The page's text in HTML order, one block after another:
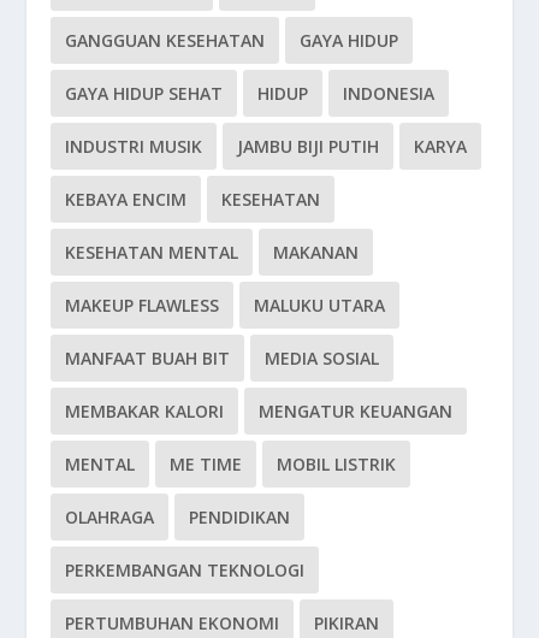
GANGGUAN KESEHATAN GAYA HIDUP
GAYA HIDUP SEHAT HIDUP INDONESIA
INDUSTRI MUSIK JAMBU BIJI PUTIH KARYA
KEBAYA ENCIM KESEHATAN
KESEHATAN MENTAL MAKANAN
MAKEUP FLAWLESS MALUKU UTARA
MANFAAT BUAH BIT MEDIA SOSIAL
MEMBAKAR KALORI MENGATUR KEUANGAN
MENTAL ME TIME MOBIL LISTRIK
OLAHRAGA PENDIDIKAN
PERKEMBANGAN TEKNOLOGI
PERTUMBUHAN EKONOMI PIKIRAN